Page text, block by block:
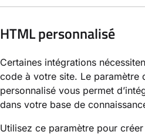
HTML personnalisé
Certaines intégrations
code à votre site. Le paramètre
personnalisé vous permet
dans votre base de
Utilisez ce paramètre pour